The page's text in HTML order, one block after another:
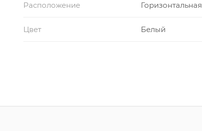
Расположение Горизонтальная
Цвет Белый